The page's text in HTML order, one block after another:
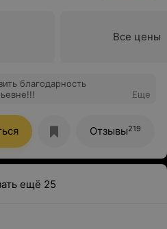
Все цены
благодарность
Еще
Отзывы219
ещё 25